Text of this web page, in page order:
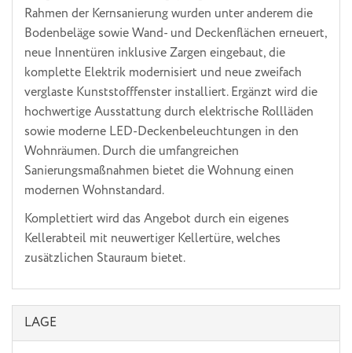
Rahmen der Kernsanierung wurden unter anderem die
Bodenbeläge sowie Wand- und Deckenflächen erneuert,
neue Innentüren inklusive Zargen eingebaut, die
komplette Elektrik modernisiert und neue zweifach
verglaste Kunststofffenster installiert. Ergänzt wird die
hochwertige Ausstattung durch elektrische Rollläden
sowie moderne LED-Deckenbeleuchtungen in den
Wohnräumen. Durch die umfangreichen
Sanierungsmaßnahmen bietet die Wohnung einen
modernen Wohnstandard.
Komplettiert wird das Angebot durch ein eigenes
Kellerabteil mit neuwertiger Kellertüre, welches
zusätzlichen Stauraum bietet.
LAGE